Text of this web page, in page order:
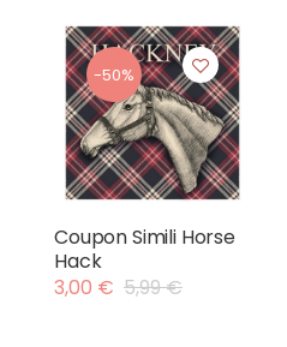
-50%
Coupon Simili Horse
Hack
3,00 € 5,99 €